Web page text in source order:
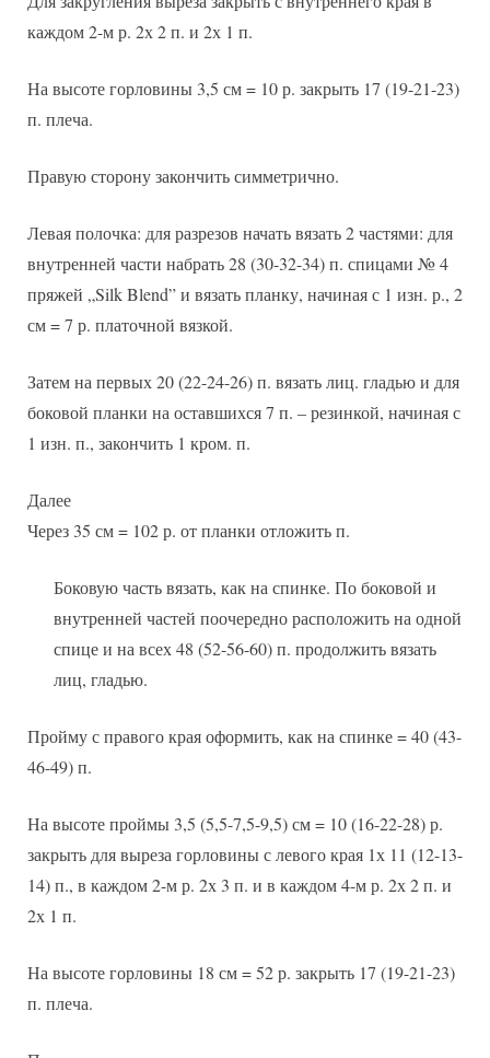
каждом 2-м р. 2х 2 п. и 2х 1 п.
На высоте горловины 3,5 см = 10 р. закрыть 17 (19-21-23)
п. плеча.
Правую сторону закончить симметрично.
Левая полочка: для разрезов начать вязать 2 частями: для
внутренней части набрать 28 (30-32-34) п. спицами № 4
пряжей „Silk Blend” и вязать планку, начиная с 1 изн. р., 2
см = 7 р. платочной вязкой.
Затем на первых 20 (22-24-26) п. вязать лиц. гладью и для
боковой планки на оставшихся 7 п. – резинкой, начиная с
1 изн. п., закончить 1 кром. п.
Далее
Через 35 см = 102 р. от планки отложить п.
Боковую часть вязать, как на спинке. По боковой и
внутренней частей поочередно расположить на одной
спице и на всех 48 (52-56-60) п. продолжить вязать
лиц, гладью.
Пройму с правого края оформить, как на спинке = 40 (43-
46-49) п.
На высоте проймы 3,5 (5,5-7,5-9,5) см = 10 (16-22-28) р.
закрыть для выреза горловины с левого края 1х 11 (12-13-
14) п., в каждом 2-м р. 2х 3 п. и в каждом 4-м р. 2х 2 п. и
2х 1 п.
На высоте горловины 18 см = 52 р. закрыть 17 (19-21-23)
п. плеча.